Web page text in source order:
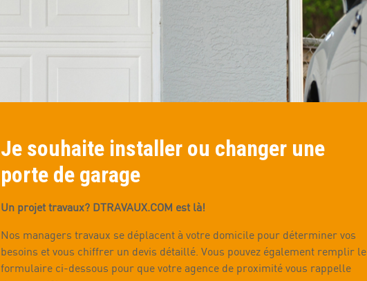
Je souhaite installer ou changer une
porte de garage
Un projet travaux? DTRAVAUX.COM est là!
Nos managers travaux se déplacent à votre domicile pour déterminer vos
besoins et vous chiffrer un devis détaillé. Vous pouvez également remplir le
formulaire ci-dessous pour que votre agence de proximité vous rappelle